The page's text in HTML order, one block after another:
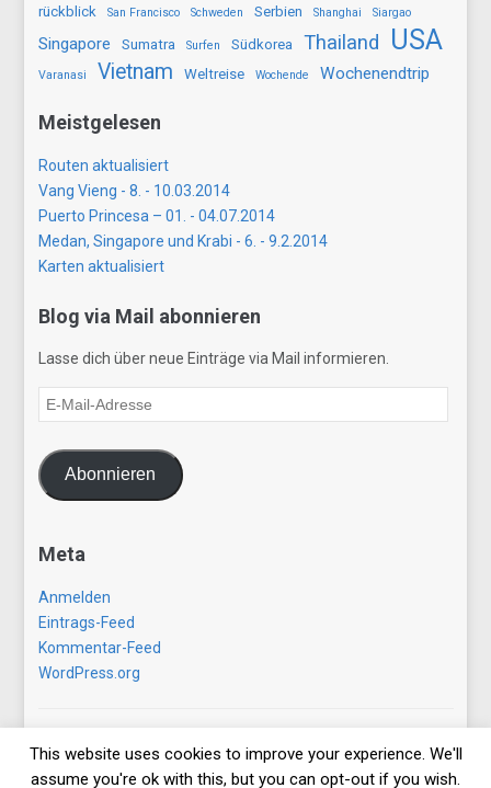
rückblick
San Francisco Schweden Serbien Shanghai Siargao
Singapore Sumatra Surfen Südkorea Thailand USA
Varanasi Vietnam Weltreise Wochende Wochenendtrip
Meistgelesen
Routen aktualisiert
Vang Vieng - 8. - 10.03.2014
Puerto Princesa – 01. - 04.07.2014
Medan, Singapore und Krabi - 6. - 9.2.2014
Karten aktualisiert
Blog via Mail abonnieren
Lasse dich über neue Einträge via Mail informieren.
E-
Mail-
Abonnieren
Meta
Anmelden
Eintrags-Feed
Kommentar-Feed
WordPress.org
Reserved.
This website uses cookies to improve your experience. We'll
assume you're ok with this, but you can opt-out if you wish.